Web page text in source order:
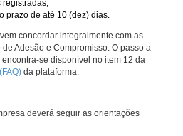
registradas;
prazo de até 10 (dez) dias.
concordar integralmente com as
Adesão e Compromisso. O passo a
se disponível no item 12 da
da plataforma.
deverá seguir as orientações